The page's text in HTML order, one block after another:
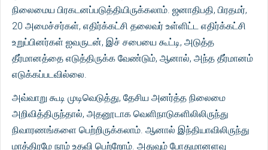
நிலைமைய பிரகடனப்படுத்தியிருக்கலாம். ஜனாதிபதி, பிரதமர்,
20 அமைச்சர்கள், எதிர்க்கட்சி தலைவர் உள்ளிட்ட எதிர்க்கட்சி
உறுப்பினர்கள் ஐவருடன், இச் சபையை கூட்டி, அடுத்த
தீர்மானத்தை எடுத்திருக்க வேண்டும், ஆனால், அந்த தீர்மானம்
எடுக்கப்படவில்லை.
அவ்வாறு கூடி முடிவெடுத்து, தேசிய அனர்த்த நிலைமை
அறிவித்திருந்தால், அதனூடாக வெளிநாடுகளிலிலிருந்து
நிவாரணங்களை பெற்றிருக்கலாம். ஆனால் இந்தியாவிலிருந்து
மாத்திரமே நாம் உதவி பெற்றோம். அதுவும் போதுமானளவு